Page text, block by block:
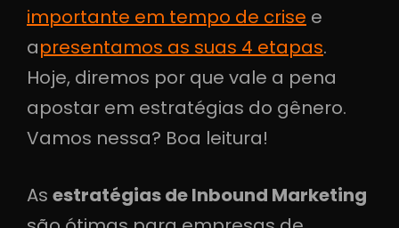
importante em tempo de crise e
apresentamos as suas 4 etapas.
Hoje, diremos por que vale a pena
apostar em estratégias do gênero.
Vamos nessa? Boa leitura!
As estratégias de Inbound Marketing